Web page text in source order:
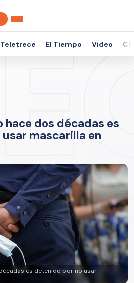
El Tiempo Video
hace dos décadas es
mascarilla en
es detenido por no usar